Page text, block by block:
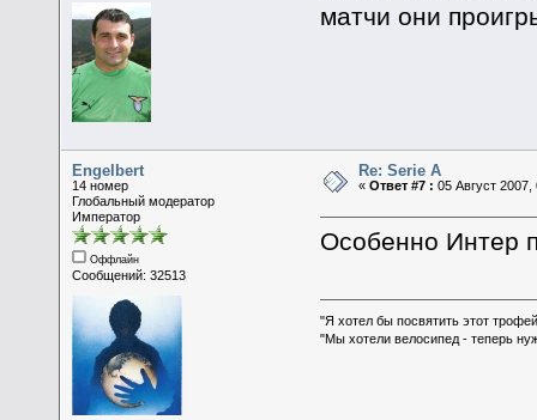
матчи они
Engelbert
14 номер
Глобальный модератор
Император
Оффлайн
Сообщений: 32513
Re: Serie A
«Ответ #7 : 05 Август 2007,
Особенно Интер
"Я хотел бы посвятить этот
"Мы хотели велосипед - теперь